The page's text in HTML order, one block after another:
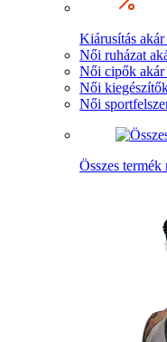
Kiárusítás
Női ruházat
Női cipők akár
Női
Női
Összes termék